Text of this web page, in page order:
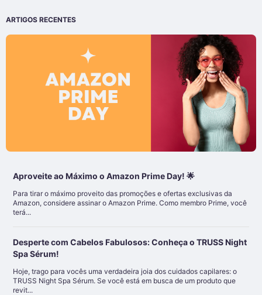
ARTIGOS RECENTES
Aproveite ao Máximo o Amazon Prime Day! 🌟
Para tirar o máximo proveito das promoções e ofertas exclusivas da
Amazon, considere assinar o Amazon Prime. Como membro Prime, você
terá...
Desperte com Cabelos Fabulosos: Conheça o TRUSS Night
Spa Sérum!
Hoje, trago para vocês uma verdadeira joia dos cuidados capilares: o
TRUSS Night Spa Sérum. Se você está em busca de um produto que
revit...